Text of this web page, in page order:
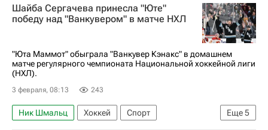
Лоусон Крауз
Юта Маммот
Национальная хоккейная лига (НХЛ)
Шайба Сергачева принесла "Юте"
победу над "Ванкувером" в матче НХЛ
"Юта Маммот" обыграла "Ванкувер Кэнакс" в домашнем
матче регулярного чемпионата Национальной хоккейной лиги
(НХЛ).
3 февраля, 08:13 243
Еще5
Ник Шмальц Хоккей
Спорт